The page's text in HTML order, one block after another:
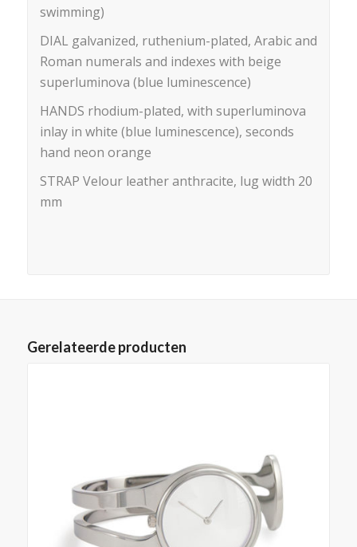
swimming)
DIAL galvanized, ruthenium-plated, Arabic and
Roman numerals and indexes with beige
superluminova (blue luminescence)
HANDS rhodium-plated, with superluminova
inlay in white (blue luminescence), seconds
hand neon orange
STRAP Velour leather anthracite, lug width 20
mm
Gerelateerde producten